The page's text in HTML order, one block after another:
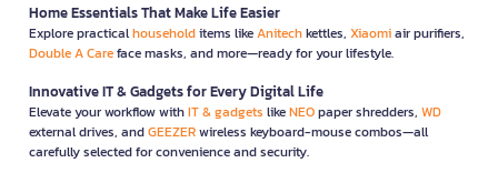
Home Essentials That Make Life Easier
Explore practicalhouseholditems likeAnitechkettles, Xiaomiair purifiers,
Double A Careface masks, and more—ready for your lifestyle.
Innovative IT & Gadgets for Every Digital Life
Elevate your workflow withIT & gadgets likeNEOpaper shredders, WD
external drives, andGEEZERwireless keyboard-mouse combos—all
carefully selected for convenience and security.